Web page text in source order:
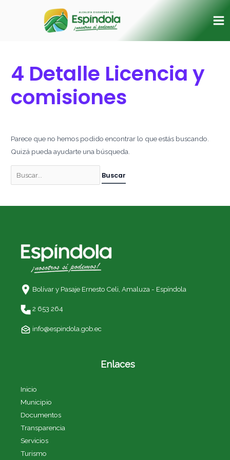
4 Detalle Licencia y
comisiones
Parece que no hemos podido encontrar lo que estás buscando.
Quizá pueda ayudarte una búsqueda.
Bolívar y Pasaje Ernesto Celi, Amaluza - Espíndola
2 653 264
info@espindola.gob.ec
Enlaces
Inicio
Municipio
Documentos
Transparencia
Servicios
Turismo